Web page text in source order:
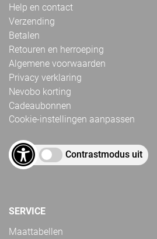
Help en contact
Verzending
Betalen
Retouren en herroeping
Algemene voorwaarden
Privacy verklaring
Nevobo korting
Cadeaubonnen
Cookie-instellingen aanpassen
Contrastmodus uit
SERVICE
Maattabellen